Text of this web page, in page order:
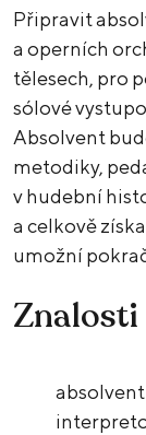
Připravit
a operních
tělesech, pro
sólové
Absolvent
metodiky,
v hudební
a celkově
umožní
Znalosti